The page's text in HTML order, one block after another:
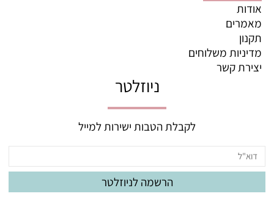
אודות
מאמרים
תקנון
מדיניות משלוחים
יצירת קשר
ניוזלטר
לקבלת הטבות ישירות למייל